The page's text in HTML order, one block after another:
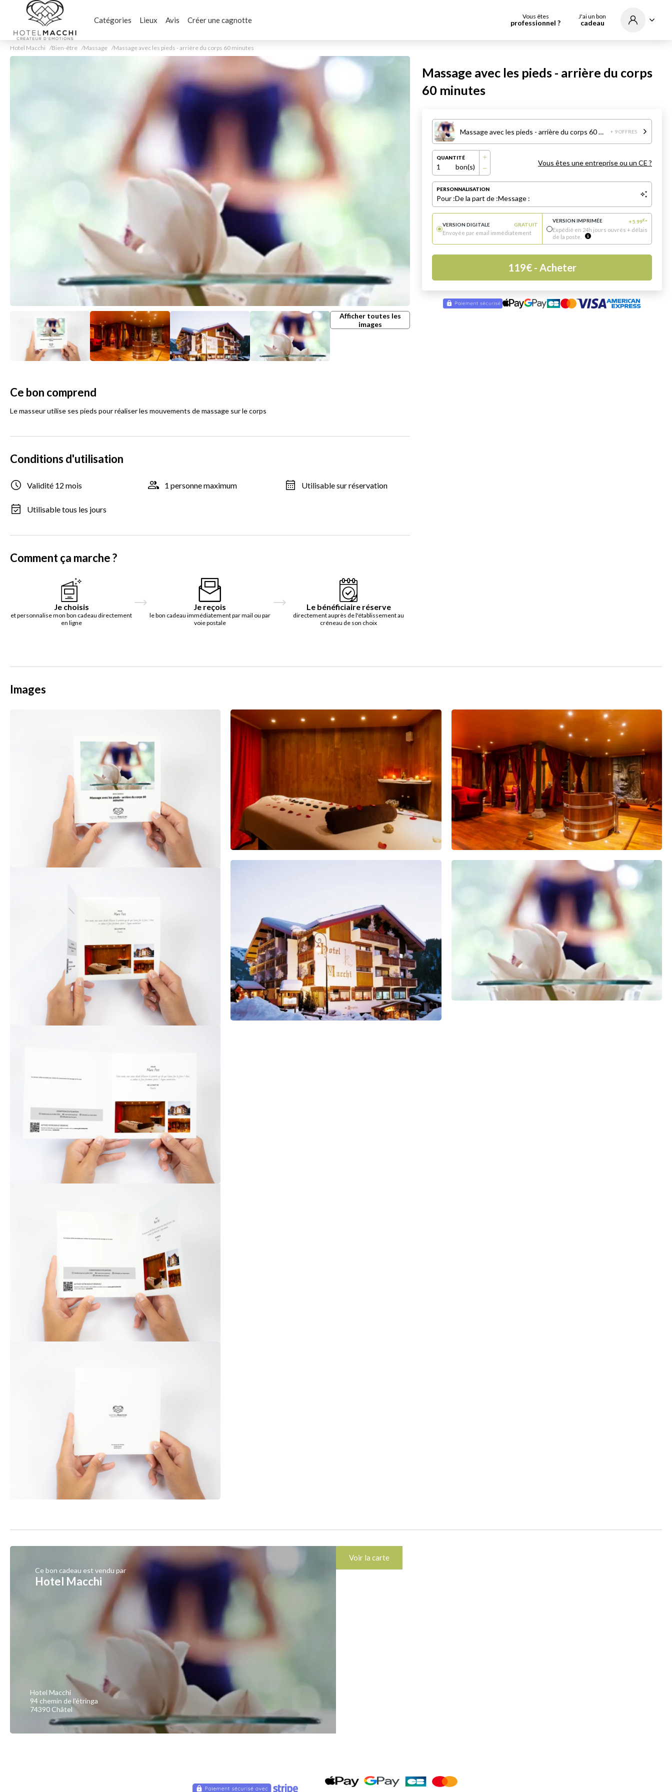
Catégories Lieux Avis Créer une cagnotte Vous êtes
professionnel ?
J'ai un bon
cadeau
Hotel Macchi Bien-être Massage Massage avec les pieds - arrière du corps 60 minutes
Afficher toutes les
images
Massage avec les pieds - arrière du corps
60 minutes
Massage avec les pieds - arrière du corps 60 minutes + 9 OFFRES
QUANTITÉ
1 bon(s) Vous êtes une entreprise ou un CE ?
PERSONNALISATION
Pour :De la part de :Message :
VERSION DIGITALE GRATUIT
Envoyée par email immédiatement
VERSION IMPRIMÉE +5.99€*
Expédié en 24h jours ouvrés + délais
de la poste.
119€- Acheter
Ce bon comprend
Le masseur utilise ses pieds pour réaliser les mouvements de massage sur le corps
Conditions d'utilisation
Validité 12 mois 1 personne maximum Utilisable sur réservation
Utilisable tous les jours
Comment ça marche ?
Je choisis
et personnalise mon bon cadeau directement
en ligne
Je reçois
le bon cadeau immédiatement par mail ou par
voie postale
Le bénéficiaire réserve
directement auprès de l'établissement au
créneau de son choix
Images
Ce bon cadeau est vendu par
Hotel Macchi
Hotel Macchi
94 chemin de l'étringa
74390 Châtel
Voir la carte